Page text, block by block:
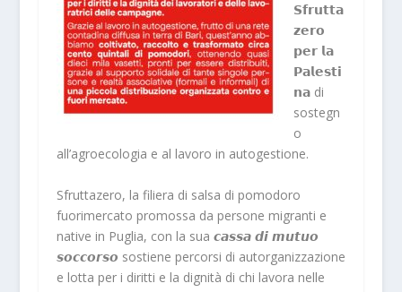
𝗦𝗳𝗿𝘂𝘁𝘁𝗮
𝘇𝗲𝗿𝗼
𝗽𝗲𝗿 𝗹𝗮
𝗣𝗮𝗹𝗲𝘀𝘁𝗶
𝗻𝗮 di
sostegn
o
all’agroecologia e al lavoro in autogestione.
Sfruttazero, la filiera di salsa di pomodoro
fuorimercato promossa da persone migranti e
native in Puglia, con la sua 𝙘𝙖𝙨𝙨𝙖 𝙙𝙞 𝙢𝙪𝙩𝙪𝙤
𝙨𝙤𝙘𝙘𝙤𝙧𝙨𝙤 sostiene percorsi di autorganizzazione
e lotta per i diritti e la dignità di chi lavora nelle